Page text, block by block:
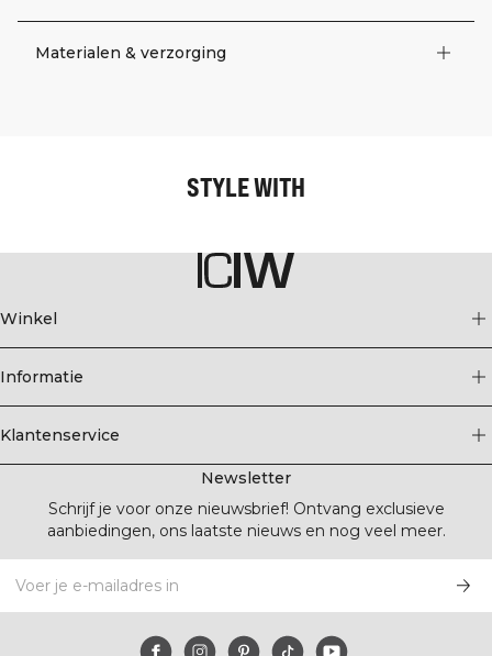
Materialen & verzorging
STYLE WITH
Winkel
Informatie
Klantenservice
Newsletter
Schrijf je voor onze nieuwsbrief! Ontvang exclusieve
aanbiedingen, ons laatste nieuws en nog veel meer.